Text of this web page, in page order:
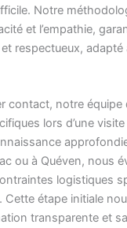
Notre
et l’empathie,
respectueux,
contact, notre équipe
lors d’une
ou à Quéven, nous
logistiques
Cette étape initiale
transparente et